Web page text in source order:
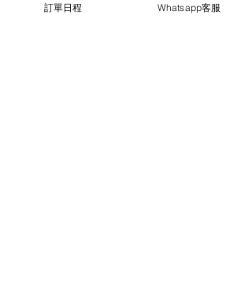
​積分計
訂單日程 Whatsapp客服